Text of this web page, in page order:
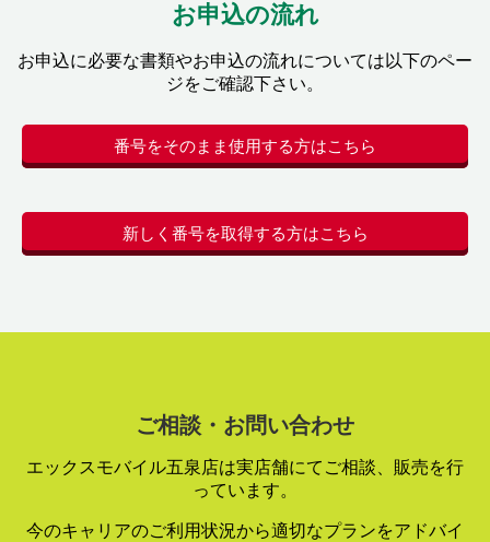
お申込の流れ
お申込に必要な書類やお申込の流れについては以下のペー
ジをご確認下さい。
番号をそのまま使用する方はこちら
新しく番号を取得する方はこちら
ご相談・お問い合わせ
エックスモバイル五泉店は実店舗にてご相談、販売を行
っています。
今のキャリアのご利用状況から適切なプランをアドバイ